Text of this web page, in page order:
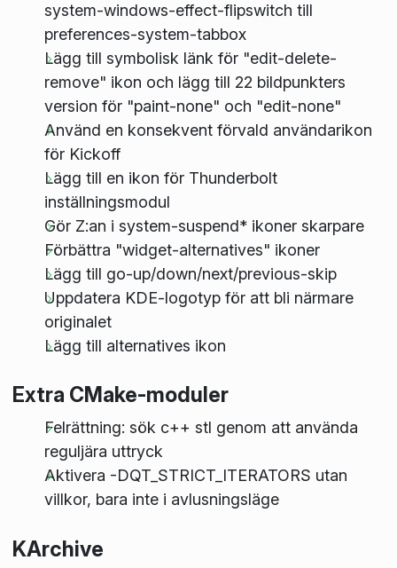
system-windows-effect-flipswitch till
preferences-system-tabbox
Lägg till symbolisk länk för "edit-delete-
remove" ikon och lägg till 22 bildpunkters
version för "paint-none" och "edit-none"
Använd en konsekvent förvald användarikon
för Kickoff
Lägg till en ikon för Thunderbolt
inställningsmodul
Gör Z:an i system-suspend* ikoner skarpare
Förbättra "widget-alternatives" ikoner
Lägg till go-up/down/next/previous-skip
Uppdatera KDE-logotyp för att bli närmare
originalet
Lägg till alternatives ikon
Extra CMake-moduler
Felrättning: sök c++ stl genom att använda
reguljära uttryck
Aktivera -DQT_STRICT_ITERATORS utan
villkor, bara inte i avlusningsläge
KArchive